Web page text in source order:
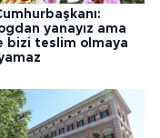
yanayız ama
bizi teslim olmaya